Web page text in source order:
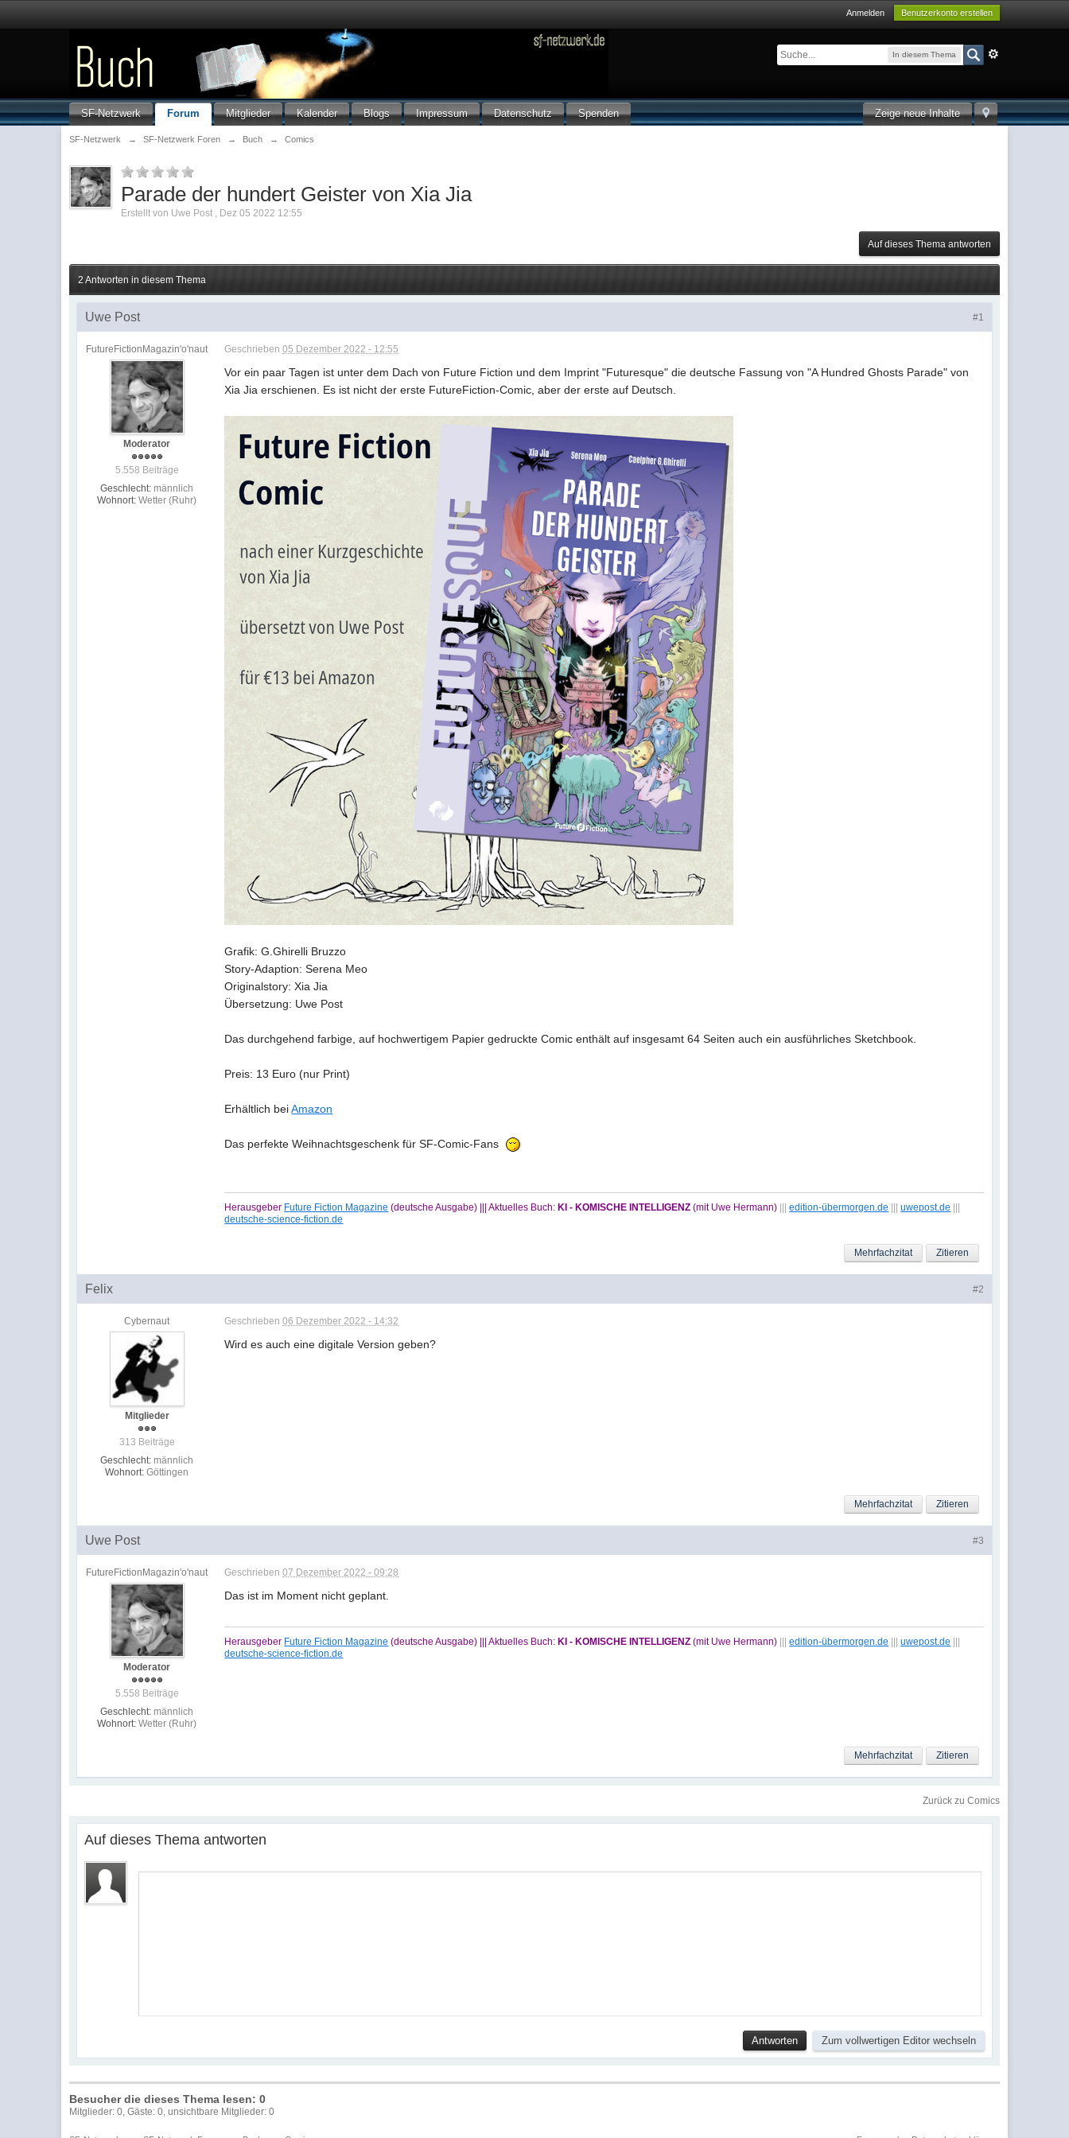
Anmelden Benutzerkonto erstellen
In diesem Thema
Zeige neue Inhalte
SF-Netzwerk Forum Mitglieder Kalender Blogs Impressum Datenschutz Spenden
SF-Netzwerk → SF-Netzwerk Foren → Buch → Comics
Parade der hundert Geister von Xia Jia
Erstellt von Uwe Post , Dez 05 2022 12:55
Auf dieses Thema antworten
2 Antworten in diesem Thema
#1
Uwe Post
FutureFictionMagazin'o'naut
Moderator
5.558 Beiträge
Geschlecht: männlich
Wohnort: Wetter (Ruhr)
Geschrieben05 Dezember 2022 - 12:55
Vor ein paar Tagen ist unter dem Dach von Future Fiction und dem Imprint "Futuresque" die deutsche Fassung von "A Hundred Ghosts Parade" von
Xia Jia erschienen. Es ist nicht der erste FutureFiction-Comic, aber der erste auf Deutsch.
Grafik: G.Ghirelli Bruzzo
Story-Adaption: Serena Meo
Originalstory: Xia Jia
Übersetzung: Uwe Post
Das durchgehend farbige, auf hochwertigem Papier gedruckte Comic enthält auf insgesamt 64 Seiten auch ein ausführliches Sketchbook.
Preis: 13 Euro (nur Print)
Erhältlich beiAmazon
Das perfekte Weihnachtsgeschenk für SF-Comic-Fans
Herausgeber Future Fiction Magazine (deutsche Ausgabe) ||| Aktuelles Buch: KI - KOMISCHE INTELLIGENZ(mit Uwe Hermann) |||edition-übermorgen.de |||uwepost.de
deutsche-science-fiction.de
Zitieren
Mehrfachzitat
#2
Felix
Cybernaut
Mitglieder
313 Beiträge
Geschlecht: männlich
Wohnort: Göttingen
Geschrieben06 Dezember 2022 - 14:32
Wird es auch eine digitale Version geben?
Zitieren
Mehrfachzitat
#3
Uwe Post
FutureFictionMagazin'o'naut
Moderator
5.558 Beiträge
Geschlecht: männlich
Wohnort: Wetter (Ruhr)
Geschrieben07 Dezember 2022 - 09:28
Das ist im Moment nicht geplant.
Herausgeber Future Fiction Magazine (deutsche Ausgabe) ||| Aktuelles Buch: KI - KOMISCHE INTELLIGENZ(mit Uwe Hermann) |||edition-übermorgen.de |||uwepost.de
deutsche-science-fiction.de
Zitieren
Mehrfachzitat
Zurück zu Comics
Auf dieses Thema antworten
Besucher die dieses Thema lesen: 0
Mitglieder: 0, Gäste: 0, unsichtbare Mitglieder: 0